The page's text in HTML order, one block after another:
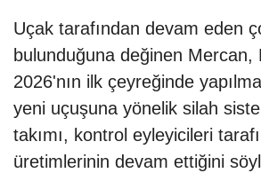
Uçak tarafından devam eden
bulunduğuna değinen Mercan,
2026'nın ilk çeyreğinde
yeni uçuşuna yönelik silah
takımı, kontrol eyleyicileri
üretimlerinin devam ettiğini